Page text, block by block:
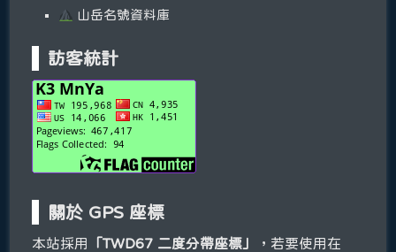
山岳名號資料庫
訪客統計
關於 GPS 座標
本站採用 「TWD67 二度分帶座標」
，若要使用在